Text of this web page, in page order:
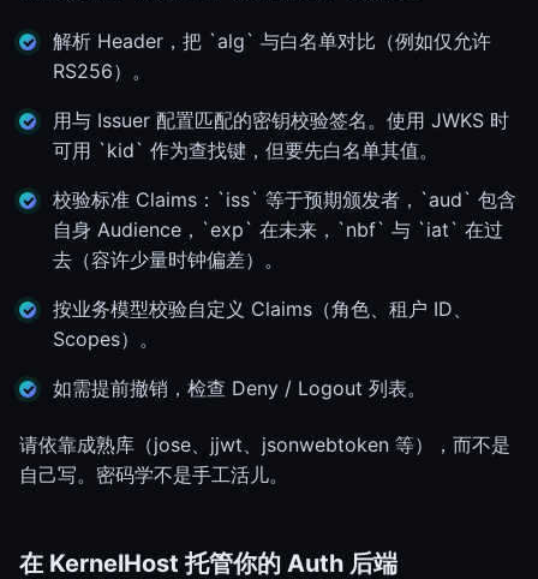
解析 Header，把 `alg` 与白名单对比（例如仅允许
RS256）。
用与 Issuer 配置匹配的密钥校验签名。使用 JWKS 时
可用 `kid` 作为查找键，但要先白名单其值。
校验标准 Claims：`iss` 等于预期颁发者，`aud` 包含
自身 Audience，`exp` 在未来，`nbf` 与 `iat` 在过
去（容许少量时钟偏差）。
按业务模型校验自定义 Claims（角色、租户 ID、
Scopes）。
如需提前撤销，检查 Deny / Logout 列表。
请依靠成熟库（jose、jjwt、jsonwebtoken 等），而不是
自己写。密码学不是手工活儿。
在 KernelHost 托管你的 Auth 后端